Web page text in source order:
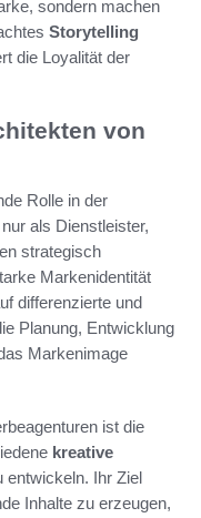
sondern machen
Storytelling
die Loyalität der
von
Rolle in der
als Dienstleister,
strategisch
Markenidentität
differenzierte und
Planung, Entwicklung
Markenimage
ist die
kreative
entwickeln. Ihr Ziel
Inhalte zu erzeugen,